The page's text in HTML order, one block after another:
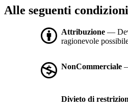
Alle seguenti
Attribuzione —
ragionevole
NonCommerciale
Divieto di